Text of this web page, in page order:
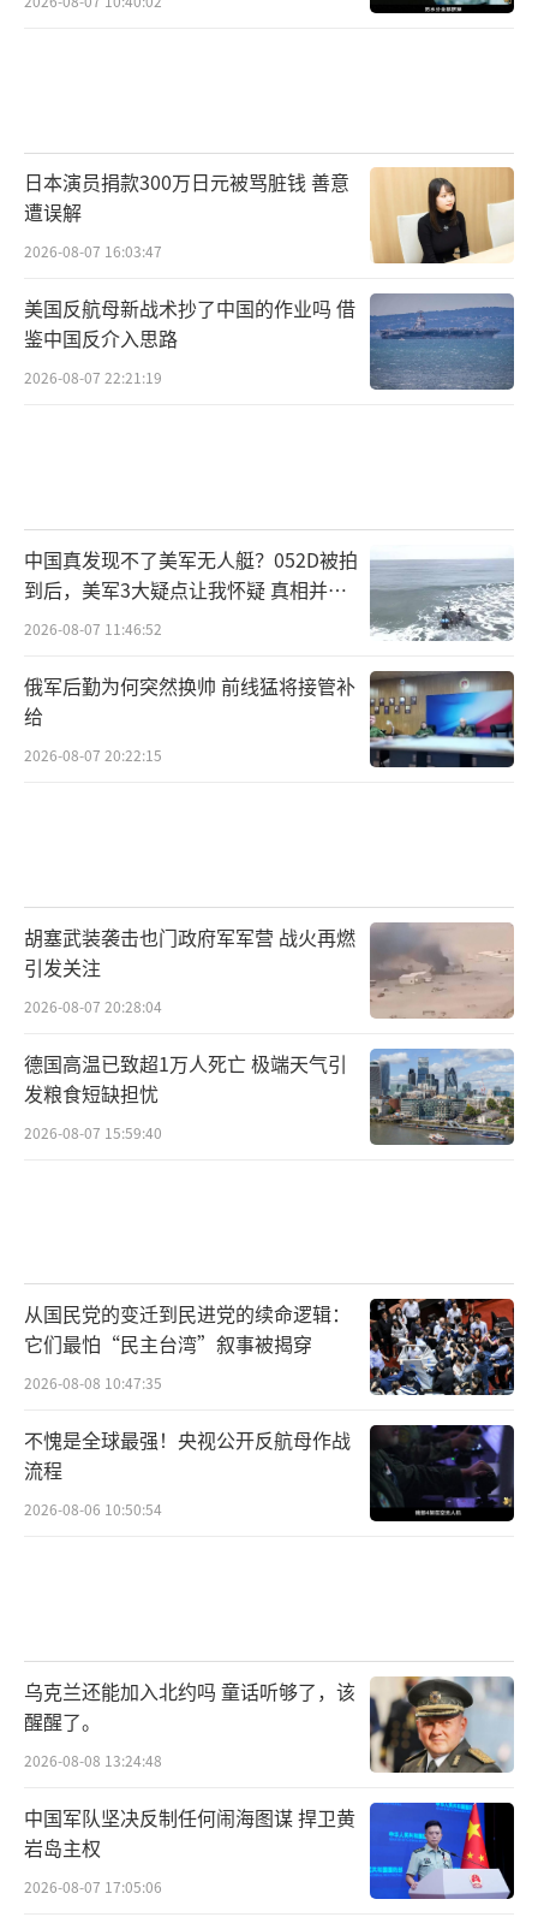
未成熟。美国“动力”网站“战区”频道引用
美军内部报告的评估称，濒海战斗舰搭载的扫
雷系统准备时间长达数小时，声呐在复杂环境
下探测效果不佳。该舰配备的AN/AQS-20水雷
探测系统进行水雷的视觉确认也颇具挑战
性，“即使是在相对平静的南加州水域也容易
出错”。该报告还强调了模块中包含的扫雷系
无法在扫雷业务上投入太多时间。与之相
比，‘复仇者’级是专用扫雷舰。”
除了性能不可靠外，美国能够执行扫雷任
务的濒海战斗舰数量也极为有限，目前中东地
区只有3艘濒海战斗舰适合执行这类任务。更糟
糕的是，在执行扫雷任务时，这些舰艇的行动
无人潜航器进行探测和排雷任务，且无人系统
具备“不用担心人员损失”的优势，但这些新
技术尚未经过大规模实战检验，面对伊朗可能
布设的数千枚水雷，其实际效能和作业速度仍
是未知数。
盟友拒绝直接参与扫雷
盟友。但到目前为止还没有其他国家表示愿意
在冲突尚未平息的情况下，直接协助美军扫
雷。
BBC称，数百名英国水兵正在直布罗陀附
近的“莱姆湾”号船坞登陆舰待命，该舰载有
带声呐设备的反水雷无人潜航器。后者能利用
确保霍尔木兹海峡安全的行动，“都必须在敌
对行动结束且相关停火协议达成之后才能开
始”。
德国海军“富尔达”号扫雷舰已从位于波
罗的海的海军基地启航，前往地中海，初期将
编入北约的一个反水雷舰队。该舰配备了用于
日本演员捐款300万日元被骂脏钱 善意
遭误解
2026-08-07 16:03:47
美国反航母新战术抄了中国的作业吗 借
鉴中国反介入思路
2026-08-07 22:21:19
中国真发现不了美军无人艇？052D被拍
到后，美军3大疑点让我怀疑 真相并非
如此
2026-08-07 11:46:52
俄军后勤为何突然换帅 前线猛将接管补
给
2026-08-07 20:22:15
胡塞武装袭击也门政府军军营 战火再燃
引发关注
2026-08-07 20:28:04
德国高温已致超1万人死亡 极端天气引
发粮食短缺担忧
2026-08-07 15:59:40
从国民党的变迁到民进党的续命逻辑：
它们最怕“民主台湾”叙事被揭穿
2026-08-08 10:47:35
不愧是全球最强！央视公开反航母作战
流程
2026-08-06 10:50:54
乌克兰还能加入北约吗 童话听够了，该
醒醒了。
2026-08-08 13:24:48
中国军队坚决反制任何闹海图谋 捍卫黄
岩岛主权
2026-08-07 17:05:06